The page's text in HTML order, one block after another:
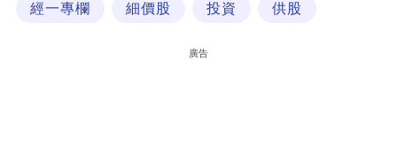
經一專欄 細價股 投資 供股
廣告